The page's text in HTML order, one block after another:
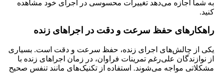
به شما اجازه می‌دهد تغییرات محسوسی در اجرای خود مشاهده
کنید.
راهکارهای حفظ سرعت و دقت در اجراهای زنده
یکی از چالش‌های اجرای زنده، حفظ سرعت و دقت است. بسیاری
از نوازندگان علی‌رغم تمرینات فراوان، در زمان اجراهای زنده با
مشکلاتی مواجه می‌شوند. استفاده از تکنیک‌های مانند تنفس صحیح